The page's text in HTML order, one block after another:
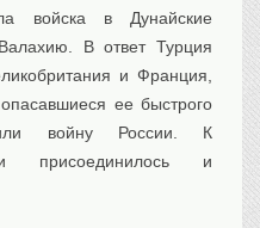
войска в Дунайские
В ответ Турция
и Франция,
ее быстрого
войну России. К
присоединилось и